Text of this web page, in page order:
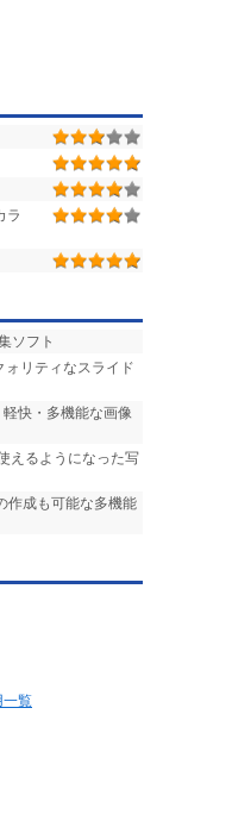
ラ
ソフト
リティなスライド
快・多機能な画像
えるようになった写
作成も可能な多機能
一覧